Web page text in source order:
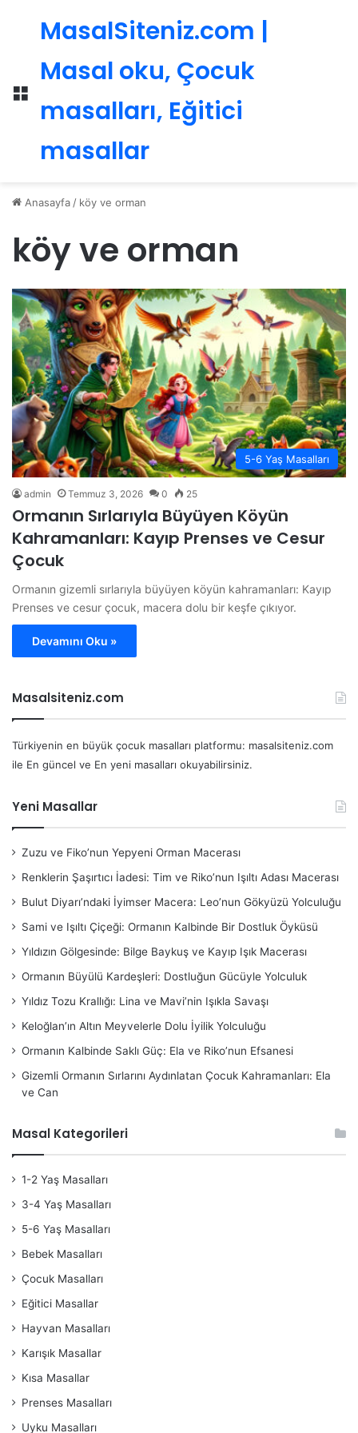
Menü
MasalSiteniz.com |
Masal oku, Çocuk
masalları, Eğitici
masallar
Anasayfa / köy ve orman
köy ve orman
5-6 Yaş Masalları
admin Temmuz 3, 2026 0 25
Ormanın Sırlarıyla Büyüyen Köyün
Kahramanları: Kayıp Prenses ve Cesur
Çocuk
Ormanın gizemli sırlarıyla büyüyen köyün kahramanları: Kayıp
Prenses ve cesur çocuk, macera dolu bir keşfe çıkıyor.
Devamını Oku »
Masalsiteniz.com
Türkiyenin en büyük çocuk masalları platformu: masalsiteniz.com
ile En güncel ve En yeni masalları okuyabilirsiniz.
Yeni Masallar
Zuzu ve Fiko’nun Yepyeni Orman Macerası
Renklerin Şaşırtıcı İadesi: Tim ve Riko’nun Işıltı Adası Macerası
Bulut Diyarı’ndaki İyimser Macera: Leo’nun Gökyüzü Yolculuğu
Sami ve Işıltı Çiçeği: Ormanın Kalbinde Bir Dostluk Öyküsü
Yıldızın Gölgesinde: Bilge Baykuş ve Kayıp Işık Macerası
Ormanın Büyülü Kardeşleri: Dostluğun Gücüyle Yolculuk
Yıldız Tozu Krallığı: Lina ve Mavi’nin Işıkla Savaşı
Keloğlan’ın Altın Meyvelerle Dolu İyilik Yolculuğu
Ormanın Kalbinde Saklı Güç: Ela ve Riko’nun Efsanesi
Gizemli Ormanın Sırlarını Aydınlatan Çocuk Kahramanları: Ela
ve Can
Masal Kategorileri
1-2 Yaş Masalları
3-4 Yaş Masalları
5-6 Yaş Masalları
Bebek Masalları
Çocuk Masalları
Eğitici Masallar
Hayvan Masalları
Karışık Masallar
Kısa Masallar
Prenses Masalları
Uyku Masalları